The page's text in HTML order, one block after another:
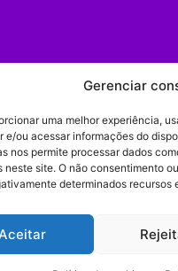
Gerenciar
uma melhor experiência,
e/ou acessar informações do
nos permite processar dados
neste site. O não consentimento
determinados recursos
Aceitar
Expediente